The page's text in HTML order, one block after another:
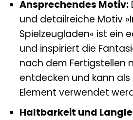
Ansprechendes Motiv:
und detailreiche Motiv
Spielzeugladen« ist ein
und inspiriert die
nach dem Fertigstellen
entdecken und kann
Element verwendet
Haltbarkeit und